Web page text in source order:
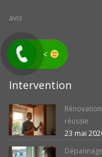
avis
Intervention
réussie
23 mai
<